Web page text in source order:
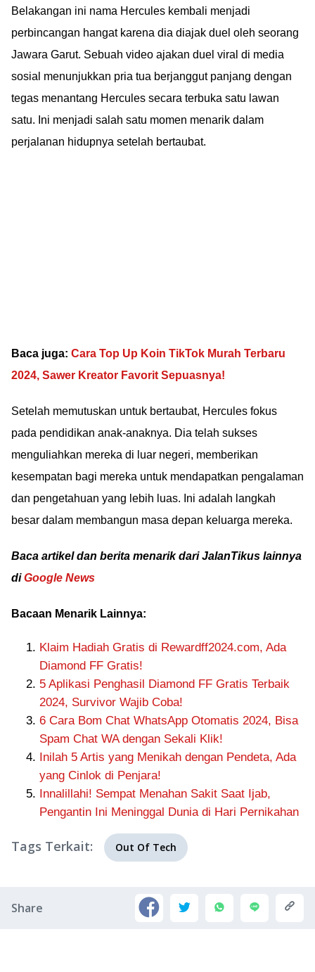
Belakangan ini nama Hercules kembali menjadi
perbincangan hangat karena dia diajak duel oleh seorang
Jawara Garut. Sebuah video ajakan duel viral di media
sosial menunjukkan pria tua berjanggut panjang dengan
tegas menantang Hercules secara terbuka satu lawan
satu. Ini menjadi salah satu momen menarik dalam
perjalanan hidupnya setelah bertaubat.
Baca juga: Cara Top Up Koin TikTok Murah Terbaru
2024, Sawer Kreator Favorit Sepuasnya!
Setelah memutuskan untuk bertaubat, Hercules fokus
pada pendidikan anak-anaknya. Dia telah sukses
menguliahkan mereka di luar negeri, memberikan
kesempatan bagi mereka untuk mendapatkan pengalaman
dan pengetahuan yang lebih luas. Ini adalah langkah
besar dalam membangun masa depan keluarga mereka.
Baca artikel dan berita menarik dari JalanTikus lainnya
diGoogle News
Bacaan Menarik Lainnya:
Klaim Hadiah Gratis di Rewardff2024.com, Ada
Diamond FF Gratis!
5 Aplikasi Penghasil Diamond FF Gratis Terbaik
2024, Survivor Wajib Coba!
6 Cara Bom Chat WhatsApp Otomatis 2024, Bisa
Spam Chat WA dengan Sekali Klik!
Inilah 5 Artis yang Menikah dengan Pendeta, Ada
yang Cinlok di Penjara!
Innalillahi! Sempat Menahan Sakit Saat Ijab,
Pengantin Ini Meninggal Dunia di Hari Pernikahan
Tags Terkait: Out Of Tech
Share